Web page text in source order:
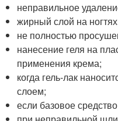
неправильное
жирный слой на
не полностью
нанесение геля на
применения крема;
когда гель-лак
слоем;
если базовое